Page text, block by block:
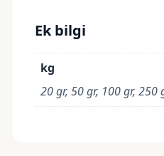
Ek bilgi
kg
20 gr, 50 gr, 100 gr, 250